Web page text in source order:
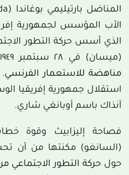
الأب المؤسس لجمهورية
الذي أسس حركة التطور
(ميسان) في ٢٨ سبتمبر ١٩٤٩م، وهي
مناهضة للاستعمار الفرنسي
استقلال جمهورية إفريقيا
آنذاك باسم أوبانغي شاري.
فصاحة إليزابيث وقوة
(السانغو) مكنتها من أن
حول حركة التطور الاجتماعي